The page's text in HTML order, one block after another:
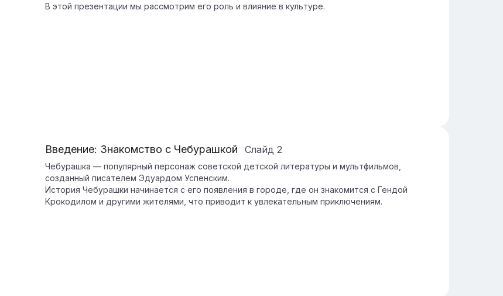
В этой презентации мы рассмотрим его роль и влияние в культуре.
Введение: Знакомство с Чебурашкой Слайд 2
Чебурашка — популярный персонаж советской детской литературы и мультфильмов,
созданный писателем Эдуардом Успенским.
История Чебурашки начинается с его появления в городе, где он знакомится с Гендой
Крокодилом и другими жителями, что приводит к увлекательным приключениям.